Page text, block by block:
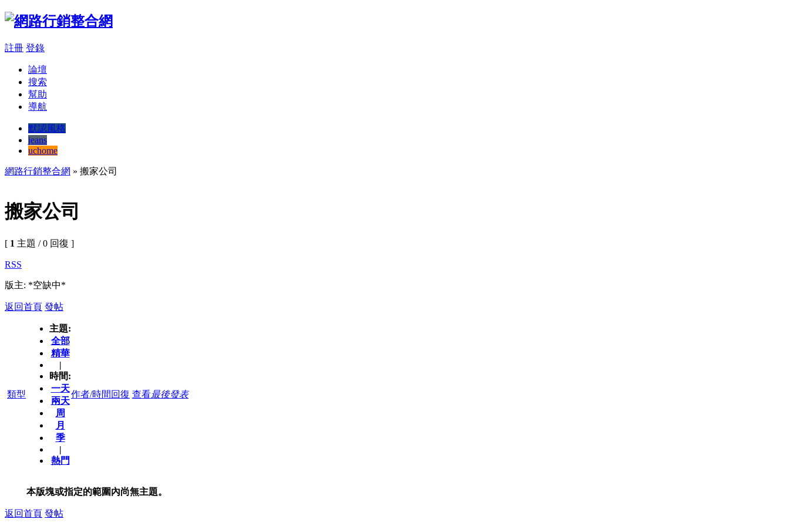
註冊 登錄
論壇
搜索
幫助
導航
默認風格
jeans
uchome
網路行銷整合網 » 搬家公司
搬家公司
[ 1 主題 / 0 回復 ]
RSS
版主: *空缺中*
返回首頁 發帖
類型
主題:
全部
精華
|
時間:
一天
兩天
周
月
季
|
熱門
作者/時間 回復 查看最後發表
本版塊或指定的範圍內尚無主題。
返回首頁 發帖